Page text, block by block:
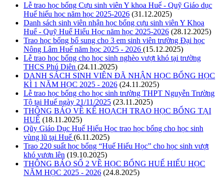
Lễ trao học bổng Cựu sinh viên Y khoa Huế - Quỹ Giáo dục
Huế hiếu học năm học 2025-2026 (31.12.2025)
Danh sách sinh viên nhận học bổng cựu sinh viên Y Khoa
Huế - Quỹ Huế Hiếu Học năm học 2025-2026 (28.12.2025)
Trao học bổng bổ sung cho 3 em sinh viên trường Đại học
Nông Lâm Huế năm học 2025 - 2026 (15.12.2025)
Lễ trao học bổng cho học sinh nghèo vượt khó tại trường
THCS Phú Diên (24.11.2025)
DANH SÁCH SINH VIÊN ĐÃ NHẬN HỌC BỔNG HỌC
KÌ 1 NĂM HỌC 2025 - 2026 (24.11.2025)
Lễ trao học bổng cho học sinh trường THPT Nguyễn Trường
Tộ tại Huế ngày 21/11/2025 (23.11.2025)
THÔNG BÁO VỀ KẾ HOẠCH TRAO HỌC BỔNG TẠI
HUẾ (18.11.2025)
Qũy Giáo Dục Huế Hiếu Học trao học bổng cho học sinh
vùng lũ tại Huế (6.11.2025)
Trao 220 suất học bổng “Huế Hiếu Học” cho học sinh vượt
khó vươn lên (19.10.2025)
THÔNG BÁO SỐ 2 VỀ HỌC BỔNG HUẾ HIẾU HỌC
NĂM HỌC 2025 - 2026 (24.8.2025)